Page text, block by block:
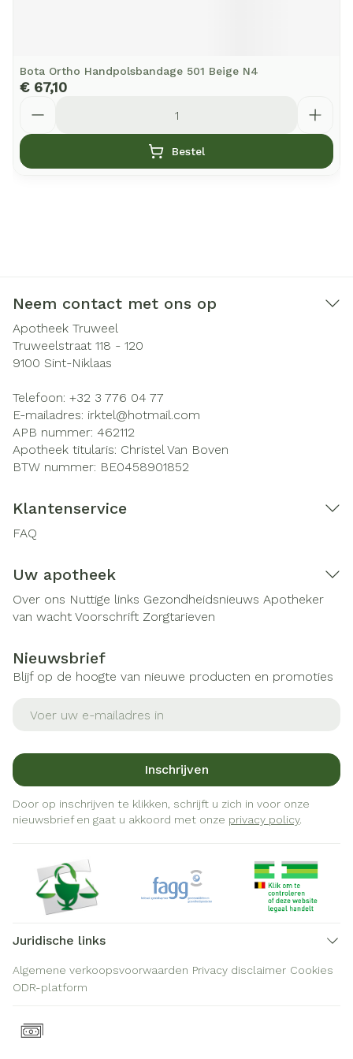
Bota Ortho Handpolsbandage 501 Beige N4
€ 67,10
Bestel
Neem contact met ons op
Apotheek Truweel
Truweelstraat 118 - 120
9100 Sint-Niklaas
Telefoon: +32 3 776 04 77
E-mailadres: irktel@hotmail.com
APB nummer: 462112
Apotheek titularis: Christel Van Boven
BTW nummer: BE0458901852
Klantenservice
FAQ
Uw apotheek
Over ons Nuttige links Gezondheidsnieuws Apotheker
van wacht Voorschrift Zorgtarieven
Nieuwsbrief
Blijf op de hoogte van nieuwe producten en promoties
Inschrijven
Door op inschrijven te klikken, schrijft u zich in voor onze
nieuwsbrief en gaat u akkoord met onze privacy policy.
Juridische links
Algemene verkoopsvoorwaarden Privacy disclaimer Cookies
ODR-platform